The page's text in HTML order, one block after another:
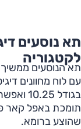
תא נוסעים
לקטגוריה
בגודל
תומכת באפל קאר
שהוצע ברומא.